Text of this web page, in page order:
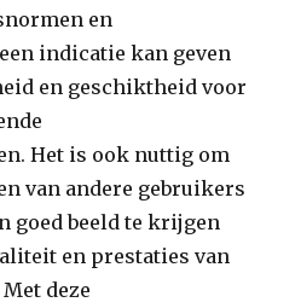
en
indicatie kan geven
en geschiktheid voor
Het is ook nuttig om
van andere gebruikers
goed beeld te krijgen
en prestaties van
deze